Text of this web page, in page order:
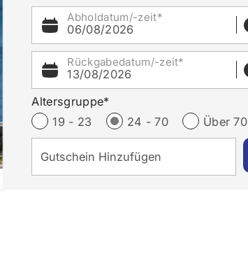
Abholdatum/-zeit*
06/08/2026
Rückgabedatum/-zeit*
13/08/2026
Altersgruppe*
19 - 23
24 - 70 Über 70